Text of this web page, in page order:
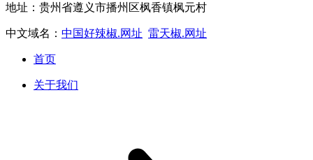
地址：贵州省遵义市播州区枫香镇枫元村
中文域名： 中国好辣椒.网址 雷天椒.网址
首页
关于我们